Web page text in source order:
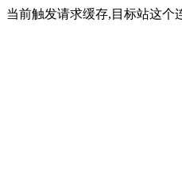
当前触发请求缓存,目标站这